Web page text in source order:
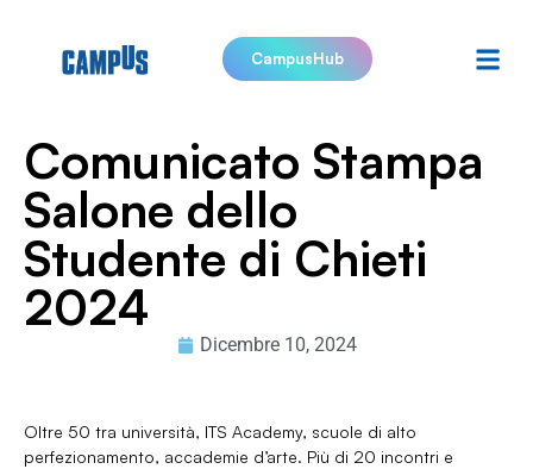
CampusHub
Comunicato Stampa
Salone dello
Studente di Chieti
2024
Dicembre 10, 2024
Oltre 50 tra università, ITS Academy, scuole di alto
perfezionamento, accademie d’arte. Più di 20 incontri e